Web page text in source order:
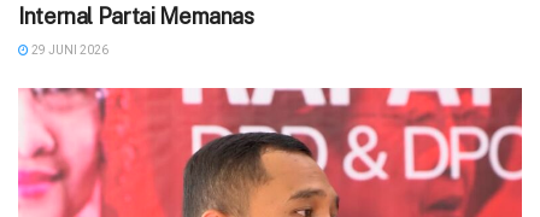
Internal Partai Memanas
29 JUNI 2026